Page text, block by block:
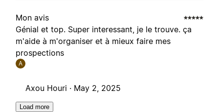
Mon avis
Génial et top. Super interessant, je le trouve. ça
m'aide à m'organiser et à mieux faire mes
prospections
A
Axou Houri · May 2, 2025
Load more